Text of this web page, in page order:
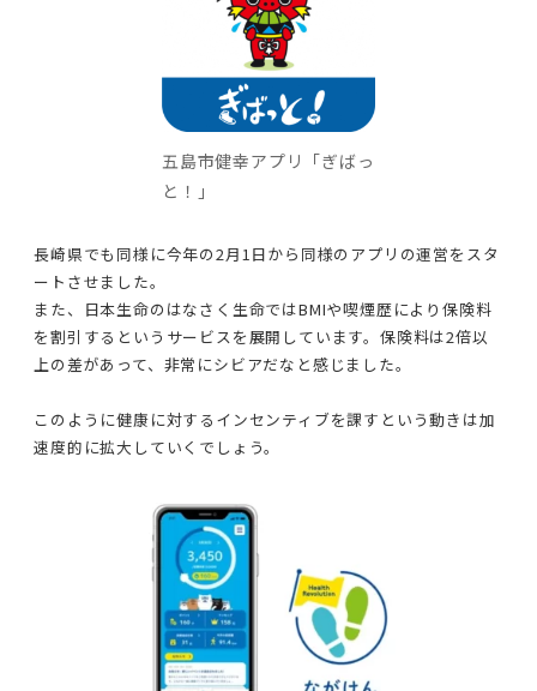
五島市健幸アプリ「ぎばっ
と！」
長崎県でも同様に今年の2月1日から同様のアプリの運営をスタ
ートさせました。
また、日本生命のはなさく生命ではBMIや喫煙歴により保険料
を割引するというサービスを展開しています。保険料は2倍以
上の差があって、非常にシビアだなと感じました。
このように健康に対するインセンティブを課すという動きは加
速度的に拡大していくでしょう。